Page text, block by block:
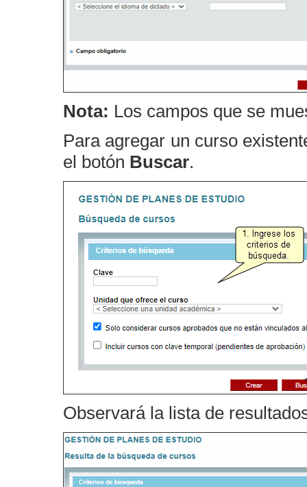
Nota: Los campos que se
Para agregar un curso
el botón Buscar.
Observará la lista de